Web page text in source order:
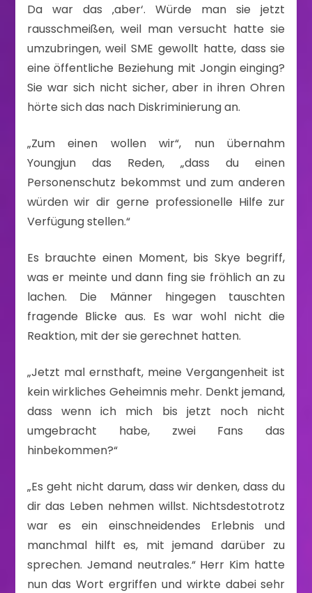
Da war das ‚aber‘. Würde man sie jetzt
rausschmeißen, weil man versucht hatte sie
umzubringen, weil SME gewollt hatte, dass sie
eine öffentliche Beziehung mit Jongin einging?
Sie war sich nicht sicher, aber in ihren Ohren
hörte sich das nach Diskriminierung an.
„Zum einen wollen wir“, nun übernahm
Youngjun das Reden, „dass du einen
Personenschutz bekommst und zum anderen
würden wir dir gerne professionelle Hilfe zur
Verfügung stellen.“
Es brauchte einen Moment, bis Skye begriff,
was er meinte und dann fing sie fröhlich an zu
lachen. Die Männer hingegen tauschten
fragende Blicke aus. Es war wohl nicht die
Reaktion, mit der sie gerechnet hatten.
„Jetzt mal ernsthaft, meine Vergangenheit ist
kein wirkliches Geheimnis mehr. Denkt jemand,
dass wenn ich mich bis jetzt noch nicht
umgebracht habe, zwei Fans das
hinbekommen?“
„Es geht nicht darum, dass wir denken, dass du
dir das Leben nehmen willst. Nichtsdestotrotz
war es ein einschneidendes Erlebnis und
manchmal hilft es, mit jemand darüber zu
sprechen. Jemand neutrales.“ Herr Kim hatte
nun das Wort ergriffen und wirkte dabei sehr